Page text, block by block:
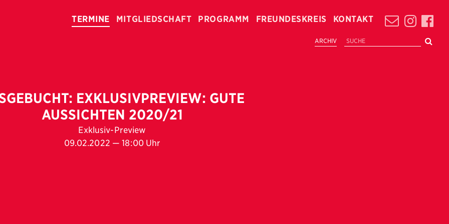
TERMINE MITGLIEDSCHAFT PROGRAMM FREUNDESKREIS KONTAKT
ARCHIV
EXKLUSIVPREVIEW: GUTE
AUSSICHTEN 2020/21
Exklusiv-Preview
09.02.2022 — 18:00 Uhr